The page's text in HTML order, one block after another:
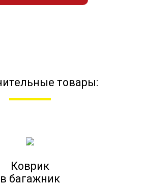
товары:
Коврик
в багажник